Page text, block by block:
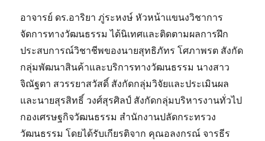
STEM
Activities
forRobot
Packaging
Design
Camp
งาน
ประชุม
อาจารย์ ดร.อาริยา ภู่ระหงษ์ หัวหน้าแขนงวิชาการ
จัดการทางวัฒนธรรม ได้นิเทศและติดตามผลการฝึก
ประสบการณ์วิชาชีพของนายสุทธิภัทร โศภาพรต สังกัด
กลุ่มพัฒนาสินค้าและบริการทางวัฒนธรรม นางสาว
จิณัฐตา สวรรยาสวัสดิ์ สังกัดกลุ่มวิจัยและประเมินผล
และนายสุรสิทธิ์ วงศ์สุรศิลป์ สังกัดกลุ่มบริหารงานทั่วไป
กองเศรษฐกิจวัฒนธรรม สำนักงานปลัดกระทรวง
วัฒนธรรม โดยได้รับเกียรติจาก คุณอลงกรณ์ จารธีร